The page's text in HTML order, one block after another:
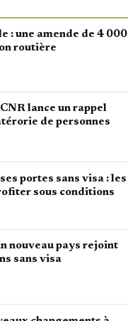
: une amende de 4 000
routière
lance un rappel
de personnes
portes sans visa : les
sous conditions
nouveau pays rejoint
sans visa